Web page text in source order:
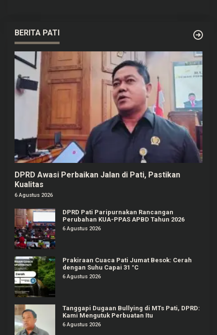
BERITA PATI
DPRD Awasi Perbaikan Jalan di Pati, Pastikan
Kualitas
6 Agustus 2026
DPRD Pati Paripurnakan Rancangan
Perubahan KUA-PPAS APBD Tahun 2026
6 Agustus 2026
Prakiraan Cuaca Pati Jumat Besok: Cerah
dengan Suhu Capai 31 °C
6 Agustus 2026
Tanggapi Dugaan Bullying di MTs Pati, DPRD:
Kami Mengutuk Perbuatan Itu
6 Agustus 2026